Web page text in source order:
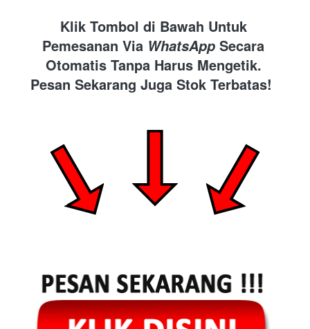
Klik Tombol di Bawah Untuk
Pemesanan Via WhatsApp Secara
Otomatis Tanpa Harus Mengetik.
Pesan Sekarang Juga Stok Terbatas!